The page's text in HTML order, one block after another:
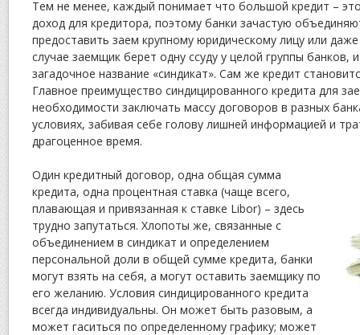
Тем не менее, каждый понимает что большой кредит –
доход для кредитора, поэтому банки зачастую
предоставить заем крупному юридическому лицу или
случае заемщик берет одну ссуду у целой группы банков,
загадочное название «синдикат». Сам же кредит
Главное преимущество синдицированного кредита для
необходимости заключать массу договоров в разных
условиях, забивая себе голову лишней информацией и
драгоценное время.
Один кредитный договор, одна общая сумма
кредита, одна процентная ставка (чаще всего,
плавающая и привязанная к ставке Libor) – здесь
трудно запутаться. Хлопоты же, связанные с
объединением в синдикат и определением
персональной доли в общей сумме кредита, банки
могут взять на себя, а могут оставить заемщику по
его желанию. Условия синдицированного кредита
всегда индивидуальны. Он может быть разовым, а
может гаситься по определенному графику; может